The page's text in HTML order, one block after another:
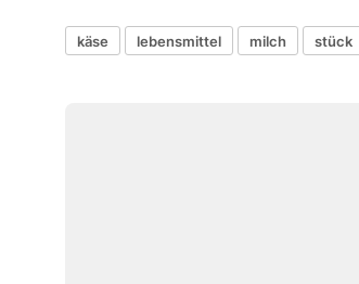
käse lebensmittel milch stück